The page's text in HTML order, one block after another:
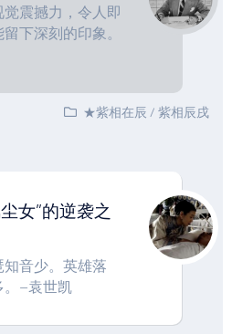
震撼力，令人即
下深刻的印象。
★紫相在辰/紫相辰戌
女”的逆袭之
音少。英雄落
。–袁世凯